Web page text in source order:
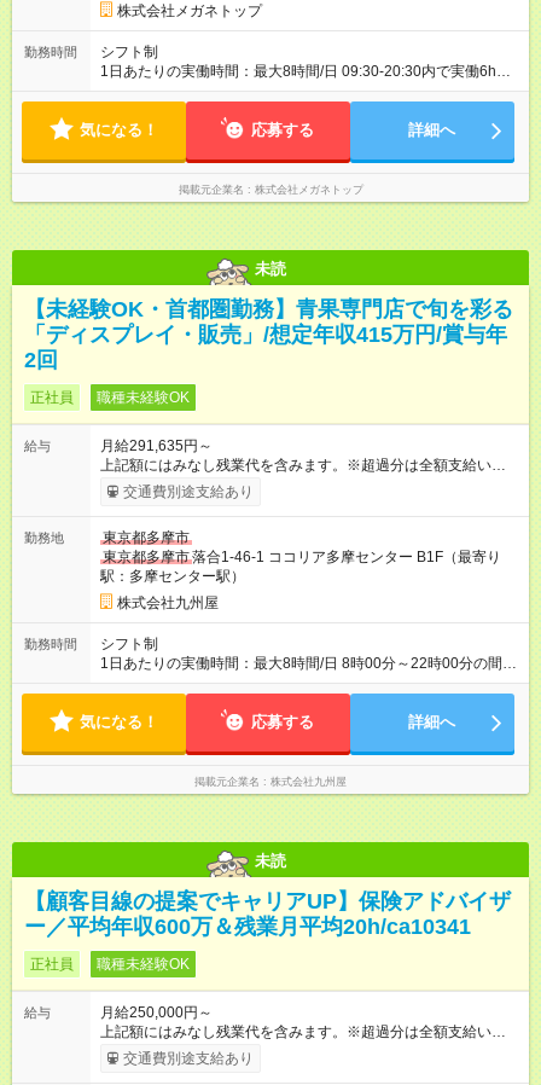
株式会社メガネトップ
勤務時間
シフト制
1日あたりの実働時間：最大8時間/日 09:30-20:30内で実働6h
※1日6h以上、 土日含む週3日以上勤務できる方 （シフト例） パ
ワーク不可
気になる！ 応募する 詳細へ
掲載元企業名 株式会社メガネトップ
未読
【未経験OK・首都圏勤務】青果専門店で旬を彩る
「ディスプレイ・販売」/想定年収415万円/賞与年
2回
正社員 職種未経験OK
給与
月給291,635円～
上記額にはみなし残業代を含みます。※超過分は全額支給いたし
ます。 みなし残業代 72,135円／月 みなし残業時間 45時間／月
※経験・能力などを考慮の上、決定します。 （主任・副店長の
あり 試用期間の長さ：3ヶ月 雇用形態、給与は本採用時と同じ
です。
交通費別途支給あり
勤務地
東京都多摩市
東京都多摩市落合1-46-1 ココリア多摩センター B1F（最寄り
駅：多摩センター駅）
株式会社九州屋
勤務時間
シフト制
1日あたりの実働時間：最大8時間/日 8時00分～22時00分の間で
実働8時間 休憩1時間 （月平均所定労働時間171.3時間） ※店舗
す）
気になる！ 応募する 詳細へ
掲載元企業名 株式会社九州屋
未読
【顧客目線の提案でキャリアUP】保険アドバイザ
ー／平均年収600万＆残業月平均20h/ca10341
正社員 職種未経験OK
給与
月給250,000円～
上記額にはみなし残業代を含みます。※超過分は全額支給いたし
ます。 みなし残業代 50,000円／月 みなし残業時間 30時間／月
＜インセンティブで頑張りを評価！＞ 四半期に1回、実績に応じ
交通費別途支給あり